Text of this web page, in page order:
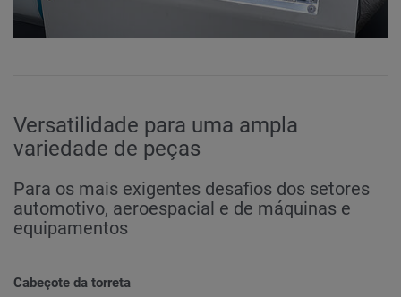
Versatilidade para uma ampla
variedade de peças
Para os mais exigentes desafios dos setores
automotivo, aeroespacial e de máquinas e
equipamentos
Cabeçote da torreta